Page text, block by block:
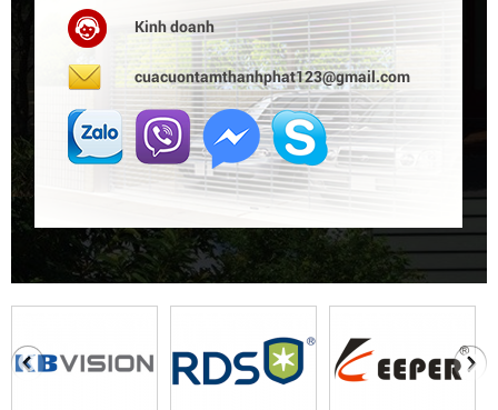
Kinh doanh
cuacuontamthanhphat123@gmail.com